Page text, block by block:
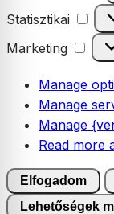
Statisztikai
Marketing
Manage
Manage
Manage
Read more
Elfogadom
Lehetőségek